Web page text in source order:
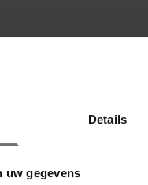
Details
uw gegevens